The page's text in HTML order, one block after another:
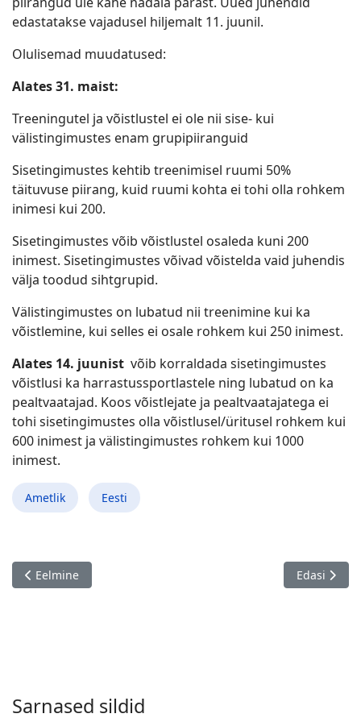
edastatakse vajadusel hiljemalt 11. juunil.
Olulisemad muudatused:
Alates 31. maist:
Treeningutel ja võistlustel ei ole nii sise- kui
välistingimustes enam grupipiiranguid
Sisetingimustes kehtib treenimisel ruumi 50%
täituvuse piirang, kuid ruumi kohta ei tohi olla rohkem
inimesi kui 200.
Sisetingimustes võib võistlustel osaleda kuni 200
inimest. Sisetingimustes võivad võistelda vaid juhendis
välja toodud sihtgrupid.
Välistingimustes on lubatud nii treenimine kui ka
võistlemine, kui selles ei osale rohkem kui 250 inimest.
Alates 14. juunist võib korraldada sisetingimustes
võistlusi ka harrastussportlastele ning lubatud on ka
pealtvaatajad. Koos võistlejate ja pealtvaatajatega ei
tohi sisetingimustes olla võistlusel/üritusel rohkem kui
600 inimest ja välistingimustes rohkem kui 1000
inimest.
Ametlik Eesti
Eelmine artikkel: Sporditegevuse piirangute leevendamine
Eelmine Järgmine
Edasi
Sarnased sildid